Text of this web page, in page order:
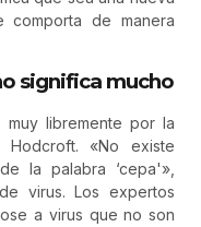
de manera
significa mucho
muy libremente por la
«No existe
la palabra ‘cepa'»,
virus. Los expertos
a virus que no son